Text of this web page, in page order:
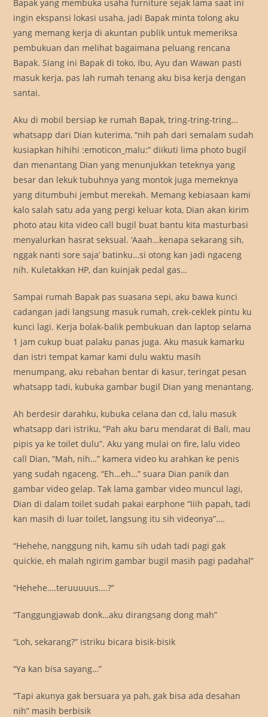
Bapak yang membuka usaha furniture sejak lama saat ini
ingin ekspansi lokasi usaha, jadi Bapak minta tolong aku
yang memang kerja di akuntan publik untuk memeriksa
pembukuan dan melihat bagaimana peluang rencana
Bapak. Siang ini Bapak di toko, Ibu, Ayu dan Wawan pasti
masuk kerja, pas lah rumah tenang aku bisa kerja dengan
santai.
Aku di mobil bersiap ke rumah Bapak, tring-tring-tring…
whatsapp dari Dian kuterima, “nih pah dari semalam sudah
kusiapkan hihihi :emoticon_malu:” diikuti lima photo bugil
dan menantang Dian yang menunjukkan teteknya yang
besar dan lekuk tubuhnya yang montok juga memeknya
yang ditumbuhi jembut merekah. Memang kebiasaan kami
kalo salah satu ada yang pergi keluar kota, Dian akan kirim
photo atau kita video call bugil buat bantu kita masturbasi
menyalurkan hasrat seksual. ‘Aaah…kenapa sekarang sih,
nggak nanti sore saja’ batinku…si otong kan jadi ngaceng
nih. Kuletakkan HP, dan kuinjak pedal gas…
Sampai rumah Bapak pas suasana sepi, aku bawa kunci
cadangan jadi langsung masuk rumah, crek-ceklek pintu ku
kunci lagi. Kerja bolak-balik pembukuan dan laptop selama
1 jam cukup buat palaku panas juga. Aku masuk kamarku
dan istri tempat kamar kami dulu waktu masih
menumpang, aku rebahan bentar di kasur, teringat pesan
whatsapp tadi, kubuka gambar bugil Dian yang menantang.
Ah berdesir darahku, kubuka celana dan cd, lalu masuk
whatsapp dari istriku, “Pah aku baru mendarat di Bali, mau
pipis ya ke toilet dulu”. Aku yang mulai on fire, lalu video
call Dian, “Mah, nih…” kamera video ku arahkan ke penis
yang sudah ngaceng. “Eh…eh…” suara Dian panik dan
gambar video gelap. Tak lama gambar video muncul lagi,
Dian di dalam toilet sudah pakai earphone “Iiih papah, tadi
kan masih di luar toilet, langsung itu sih videonya”….
“Hehehe, nanggung nih, kamu sih udah tadi pagi gak
quickie, eh malah ngirim gambar bugil masih pagi padahal”
“Hehehe….teruuuuus….?”
“Tanggungjawab donk…aku dirangsang dong mah”
“Loh, sekarang?” istriku bicara bisik-bisik
“Ya kan bisa sayang…”
“Tapi akunya gak bersuara ya pah, gak bisa ada desahan
nih” masih berbisik